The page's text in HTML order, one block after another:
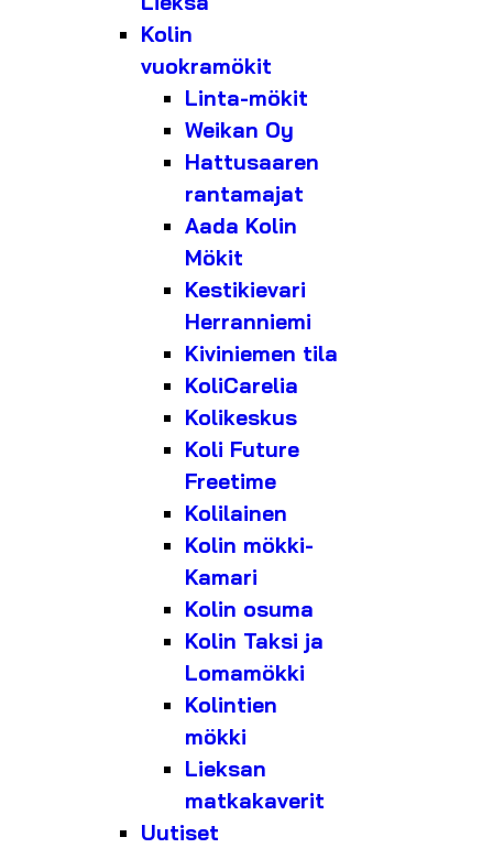
Kolin
vuokramökit
Linta-mökit
Weikan Oy
Hattusaaren
rantamajat
Aada Kolin
Mökit
Kestikievari
Herranniemi
Kiviniemen tila
KoliCarelia
Kolikeskus
Koli Future
Freetime
Kolilainen
Kolin mökki-
Kamari
Kolin osuma
Kolin Taksi ja
Lomamökki
Kolintien
mökki
Lieksan
matkakaverit
Uutiset